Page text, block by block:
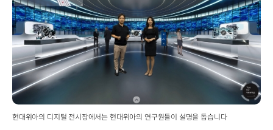
현대위아의 디지털 전시장에서는 현대위아의 연구원들이 설명을 돕습니다